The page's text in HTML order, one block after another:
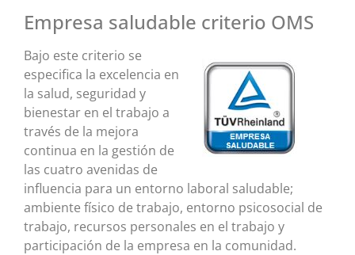
Empresa saludable criterio OMS
Bajo este criterio se
especifica la excelencia en
la salud, seguridad y
bienestar en el trabajo a
través de la mejora
continua en la gestión de
las cuatro avenidas de
influencia para un entorno laboral saludable;
ambiente físico de trabajo, entorno psicosocial de
trabajo, recursos personales en el trabajo y
participación de la empresa en la comunidad.